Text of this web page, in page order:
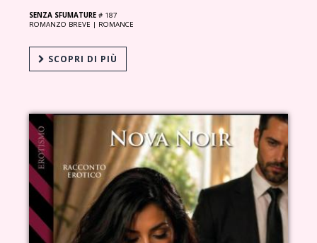
SENZA SFUMATURE # 187
ROMANZO BREVE | ROMANCE
SCOPRI DI PIÙ